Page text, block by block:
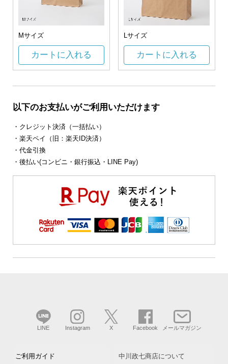
Mサイズ
カートに入れる
Lサイズ
カートに入れる
以下のお支払いがご利用いただけます
・クレジット決済（一括払い）
・楽天ペイ（旧：楽天ID決済）
・代金引換
・後払い(コンビニ・銀行振込・LINE Pay)
LINE Instagram X Facebook メールマガジン
ご利用ガイド 中川政七商店について